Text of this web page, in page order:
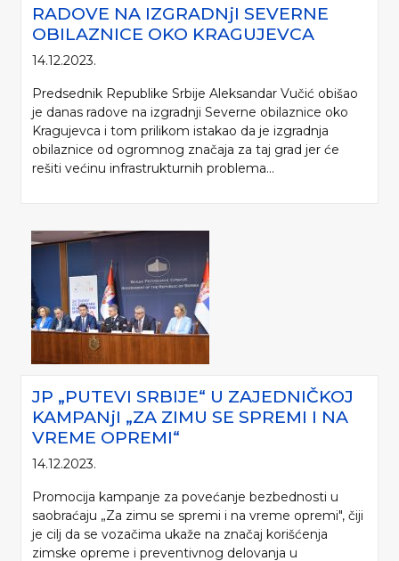
RADOVE NA IZGRADNjI SEVERNE
OBILAZNICE OKO KRAGUJEVCA
14.12.2023.
Predsednik Republike Srbije Aleksandar Vučić obišao
je danas radove na izgradnji Severne obilaznice oko
Kragujevca i tom prilikom istakao da je izgradnja
obilaznice od ogromnog značaja za taj grad jer će
rešiti većinu infrastrukturnih problema...
JP „PUTEVI SRBIJE“ U ZAJEDNIČKOJ
KAMPANjI „ZA ZIMU SE SPREMI I NA
VREME OPREMI“
14.12.2023.
Promocija kampanje za povećanje bezbednosti u
saobraćaju „Za zimu se spremi i na vreme opremi", čiji
je cilj da se vozačima ukaže na značaj korišćenja
zimske opreme i preventivnog delovanja u